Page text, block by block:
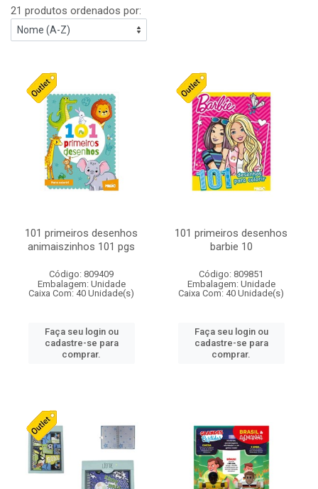
21 produtos ordenados por:
101 primeiros desenhos
animaiszinhos 101 pgs
Código: 809409
Embalagem: Unidade
Caixa Com: 40 Unidade(s)
Faça seu login ou
cadastre-se para
comprar.
101 primeiros desenhos
barbie 10
Código: 809851
Embalagem: Unidade
Caixa Com: 40 Unidade(s)
Faça seu login ou
cadastre-se para
comprar.